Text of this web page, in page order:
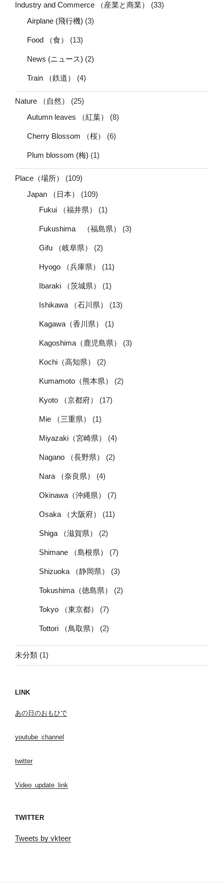
Industry and Commerce （産業と商業）
(33)
Airplane (飛行機) (3)
Food （食） (13)
News (ニュース) (2)
Train （鉄道） (4)
Nature （自然）
(25)
Autumn leaves （紅葉）
(8)
Cherry Blossom （桜） (6)
Plum blossom (梅) (1)
Place（場所）
(109)
Japan （日本）
(109)
Fukui （福井県）
(1)
Fukushima （福島県） (3)
Gifu （岐阜県） (2)
Hyogo （兵庫県） (11)
Ibaraki （茨城県） (1)
Ishikawa （石川県） (13)
Kagawa（香川県） (1)
Kagoshima（鹿児島県） (3)
Kochi（高知県） (2)
Kumamoto（熊本県） (2)
Kyoto （京都府） (17)
Mie （三重県） (1)
Miyazaki（宮崎県） (4)
Nagano （長野県） (2)
Nara （奈良県） (4)
Okinawa（沖縄県） (7)
Osaka （大阪府） (11)
Shiga （滋賀県） (2)
Shimane （島根県） (7)
Shizuoka （静岡県） (3)
Tokushima（徳島県） (2)
Tokyo （東京都） (7)
Tottori （鳥取県） (2)
未分類 (1)
LINK
あの日のおもひで
youtube_channel
twitter
Video_update_link
TWITTER
Tweets by vkteer